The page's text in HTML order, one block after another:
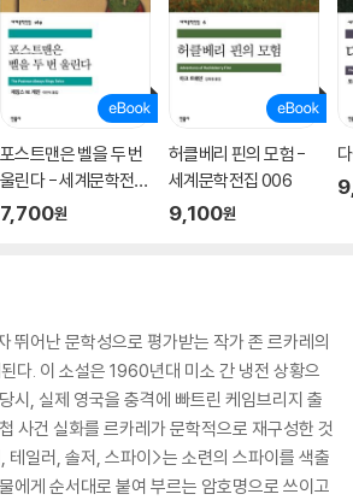
포스트맨은 벨을 두 번
울린다 - 세계문학전집
169
7,700원
허클베리 핀의 모험 -
세계문학전집 006
9,100원
뛰어난 문학성으로 평가받는 작가 존 르카레의
다. 이 소설은 1960년대 미소 간 냉전 상황으
시, 실제 영국을 충격에 빠트린 케임브리지 출
사건 실화를 르카레가 문학적으로 재구성한 것
테일러, 솔저, 스파이>는 소련의 스파이를 색출
에게 순서대로 붙여 부르는 암호명으로 쓰이고